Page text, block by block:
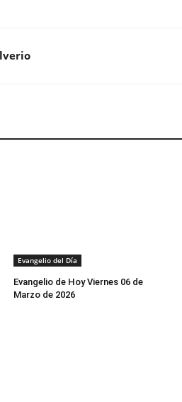
Evangelio del Día
Evangelio de Hoy Viernes 06 de
Marzo de 2026